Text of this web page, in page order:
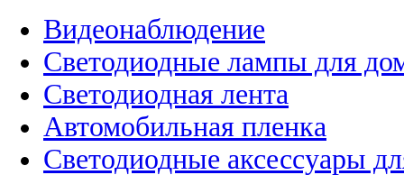
Видеонаблюдение
Светодиодные лампы для
Светодиодная лента
Автомобильная пленка
Светодиодные аксессуары